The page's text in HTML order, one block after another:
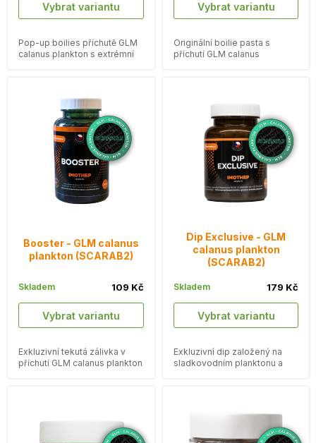
Vybrat variantu
Pop-up boilies příchutě GLM
calanus plankton s extrémní
Vybrat variantu
Originální boilie pasta s
příchutí GLM calanus
Booster - GLM calanus
plankton (SCARAB2)
Vybrat variantu
109 Kč
Skladem
Exkluzivní tekutá zálivka v
příchutí GLM calanus plankton
Dip Exclusive - GLM
calanus plankton
(SCARAB2)
Vybrat variantu
179 Kč
Skladem
Exkluzivní dip založený na
sladkovodním planktonu a